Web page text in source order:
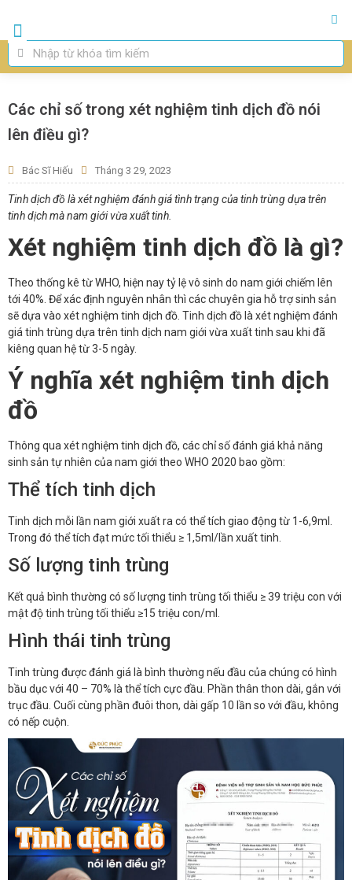
Các chỉ số trong xét nghiệm tinh dịch đồ nói
lên điều gì?
Bác Sĩ Hiếu Tháng 3 29, 2023
Tinh dịch đồ là xét nghiệm đánh giá tình trạng của tinh trùng dựa trên
tinh dịch mà nam giới vừa xuất tinh.
Xét nghiệm tinh dịch đồ là gì?
Theo thống kê từ WHO, hiện nay tỷ lệ vô sinh do nam giới chiếm lên
tới 40%. Để xác định nguyên nhân thì các chuyên gia hỗ trợ sinh sản
sẽ dựa vào xét nghiệm tinh dịch đồ. Tinh dịch đồ là xét nghiệm đánh
giá tinh trùng dựa trên tinh dịch nam giới vừa xuất tinh sau khi đã
kiêng quan hệ từ 3-5 ngày.
Ý nghĩa xét nghiệm tinh dịch
đồ
Thông qua xét nghiệm tinh dịch đồ, các chỉ số đánh giá khả năng
sinh sản tự nhiên của nam giới theo WHO 2020 bao gồm:
Thể tích tinh dịch
Tinh dịch mỗi lần nam giới xuất ra có thể tích giao động từ 1-6,9ml.
Trong đó thể tích đạt mức tối thiểu ≥ 1,5ml/lần xuất tinh.
Số lượng tinh trùng
Kết quả bình thường có số lượng tinh trùng tối thiểu ≥ 39 triệu con với
mật độ tinh trùng tối thiểu ≥15 triệu con/ml.
Hình thái tinh trùng
Tinh trùng được đánh giá là bình thường nếu đầu của chúng có hình
bầu dục với 40 – 70% là thể tích cực đầu. Phần thân thon dài, gắn với
trục đầu. Cuối cùng phần đuôi thon, dài gấp 10 lần so với đầu, không
có nếp cuộn.